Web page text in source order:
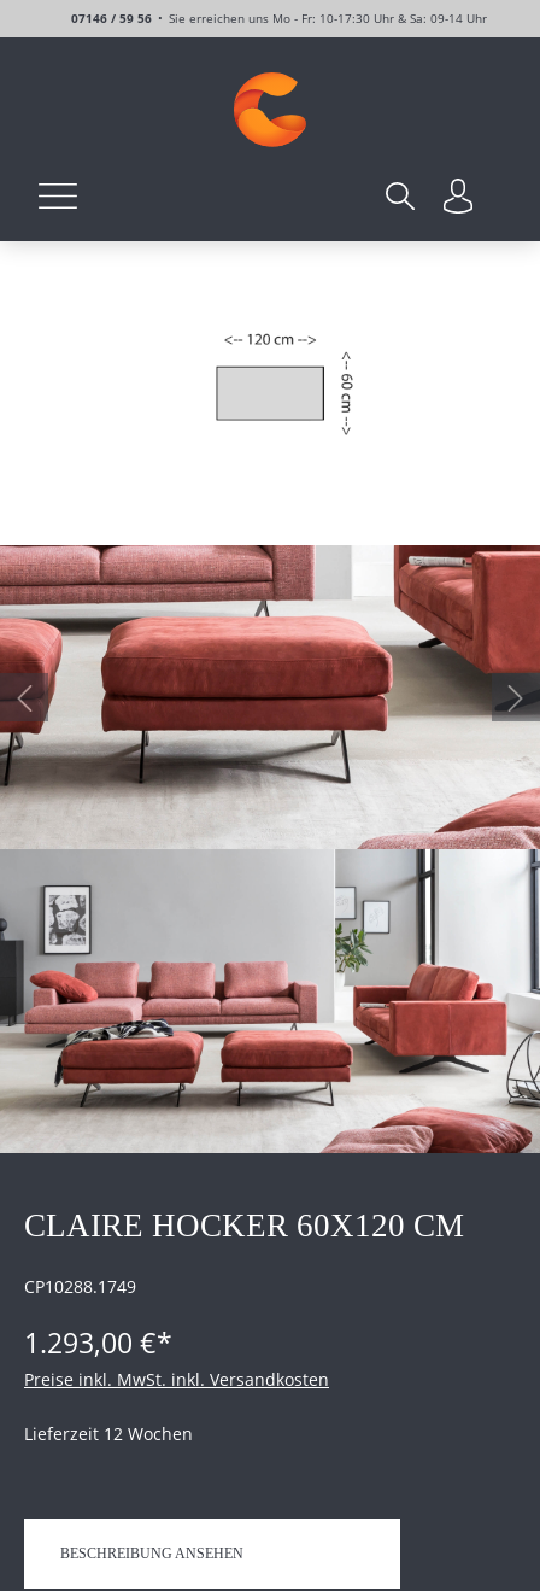
07146 / 59 56 Sie erreichen uns Mo - Fr: 10-17:30 Uhr & Sa: 09-14 Uhr
CLAIRE HOCKER 60X120 CM
CP10288.1749
1.293,00 €*
Preise inkl. MwSt. inkl. Versandkosten
Lieferzeit 12 Wochen
BESCHREIBUNG ANSEHEN